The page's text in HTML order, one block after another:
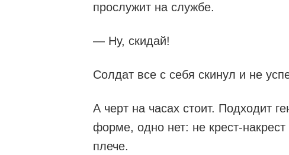
прослужит на службе.
— Ну, скидай!
Солдат все с себя скинул и не
А черт на часах стоит. Подходит
форме, одно нет: не крест-
плече.